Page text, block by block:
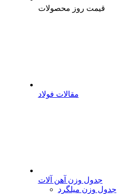
قیمت روز محصولات
مقالات فولاد
جدول وزن آهن آلات
جدول وزن میلگرد